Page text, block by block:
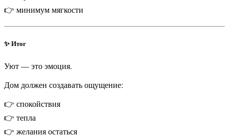
👉 минимум мягкости
✨ Итог
Уют — это эмоция.
Дом должен создавать ощущение:
👉 спокойствия
👉 тепла
👉 желания остаться